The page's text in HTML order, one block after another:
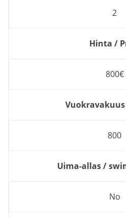
2
Hinta /
800€
800
Uima-allas /
No